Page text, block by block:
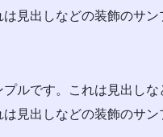
見出しなどの装飾のサン
ルです。これは見出し
見出しなどの装飾のサン